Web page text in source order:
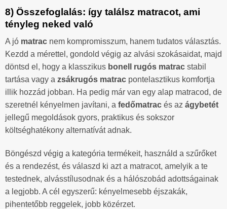
8) Összefoglalás: így találsz matracot, ami
tényleg neked való
A jó matrac nem kompromisszum, hanem tudatos választás.
Kezdd a mérettel, gondold végig az alvási szokásaidat, majd
döntsd el, hogy a klasszikus bonell rugós matrac stabil
tartása vagy a zsákrugós matrac pontelasztikus komfortja
illik hozzád jobban. Ha pedig már van egy alap matracod, de
szeretnél kényelmen javítani, a fedőmatrac és az ágybetét
jellegű megoldások gyors, praktikus és sokszor
költséghatékony alternatívát adnak.
Böngészd végig a kategória termékeit, használd a szűrőket
és a rendezést, és válaszd ki azt a matracot, amelyik a te
testednek, alvásstílusodnak és a hálószobád adottságainak
a legjobb. A cél egyszerű: kényelmesebb éjszakák,
pihentetőbb reggelek, jobb közérzet.